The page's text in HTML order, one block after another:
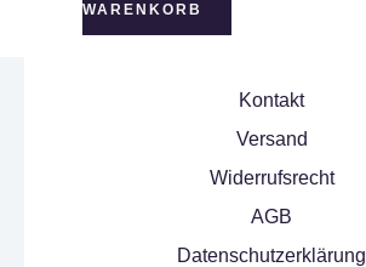
WARENKORB
Kontakt
Versand
Widerrufsrecht
AGB
Datenschutzerklärung